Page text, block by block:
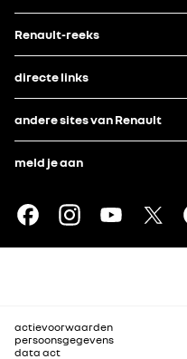
Renault-reeks
directe links
andere sites van Renault
meld je aan
actievoorwaarden
persoonsgegevens
data act